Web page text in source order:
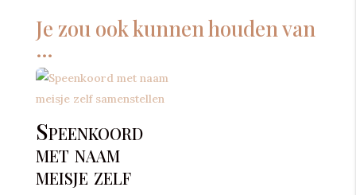
Je zou ook kunnen houden van
…
Speenkoord
met naam
meisje zelf